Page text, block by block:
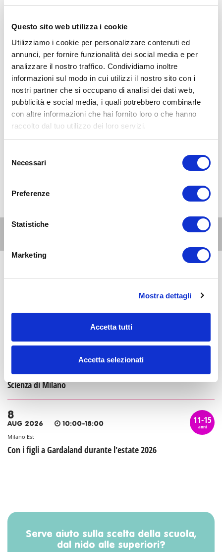
Questo sito web utilizza i cookie
Utilizziamo i cookie per personalizzare contenuti ed
annunci, per fornire funzionalità dei social media e per
analizzare il nostro traffico. Condividiamo inoltre
informazioni sul modo in cui utilizzi il nostro sito con i
nostri partner che si occupano di analisi dei dati web,
pubblicità e social media, i quali potrebbero combinarle
con altre informazioni che hai fornito loro o che hanno
raccolto dal tuo utilizzo dei loro servizi.
delNecessari
Preferenze
Statistiche
Marketing
Mostra dettagli
Accetta tutti
Accetta selezionati
Altri eventi per questa età
8
Jurassic World the experience a MilanoSesto
11-15
8
AUG 2026
THE TOUCH: Esperienza immersiva al museo della
Scienza di Milano
11-15
8
AUG 2026 10:00-18:00
Milano Est
Con i figli a Gardaland durante l'estate 2026
11-15
anni
Serve aiuto sulla scelta della scuola,
dal nido alle superiori?